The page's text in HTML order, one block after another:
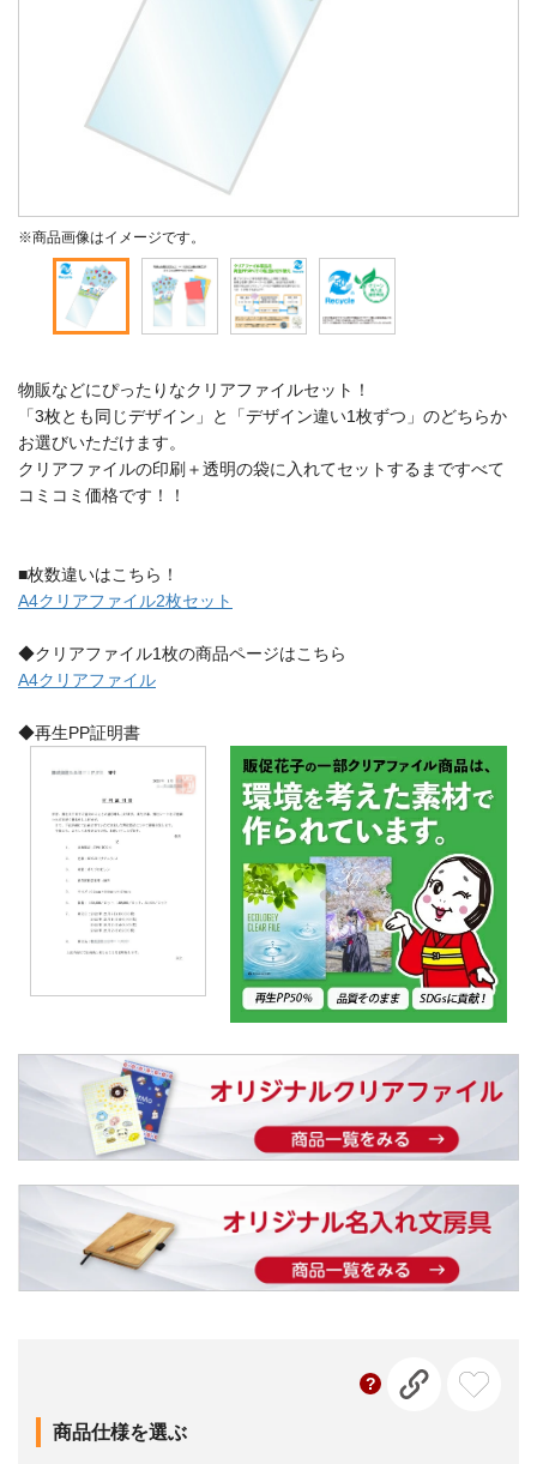
※商品画像はイメージです。
物販などにぴったりなクリアファイルセット！
「3枚とも同じデザイン」と「デザイン違い1枚ずつ」のどちらか
お選びいただけます。
クリアファイルの印刷＋透明の袋に入れてセットするまですべて
コミコミ価格です！！
■枚数違いはこちら！
A4クリアファイル2枚セット
◆クリアファイル1枚の商品ページはこちら
A4クリアファイル
◆再生PP証明書
商品仕様を選ぶ